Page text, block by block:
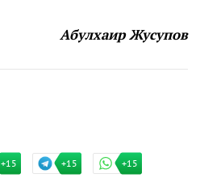
Абулхаир Жусупов
+15 +15 +15